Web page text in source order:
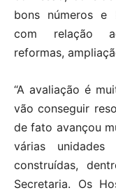
bons números e
com relação
reformas,
“A avaliação é
vão conseguir
de fato avançou
várias
construídas,
Secretaria. Os